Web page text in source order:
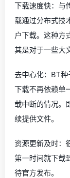
下载速度快：与
载通过分布式技
户下载。这种方
其是对于一些大
去中心化：BT
下载不再依赖单
载中断的情况。
续提供文件。
资源更新及时：
第一时间就下载
待官方发布。